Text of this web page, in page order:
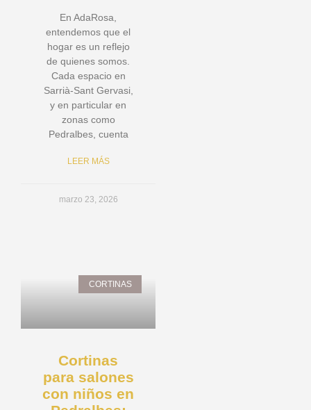
En AdaRosa,
entendemos que el
hogar es un reflejo
de quienes somos.
Cada espacio en
Sarrià-Sant Gervasi,
y en particular en
zonas como
Pedralbes, cuenta
LEER MÁS
marzo 23, 2026
CORTINAS
Cortinas
para salones
con niños en